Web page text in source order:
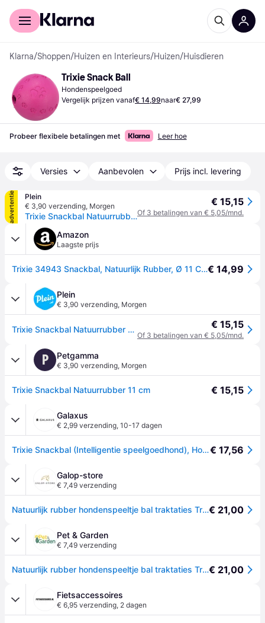
Voor shoppers
Klarna/Shoppen/Huizen en Interieurs/Huizen/Huisdieren
Trixie Snack Ball
Hondenspeelgoed
Vergelijk prijzen vanaf€ 14,99naar€ 27,99
Probeer flexibele betalingen met Leer hoe
Versies Aanbevolen Prijs incl. levering
advertentie
Plein
€ 3,90 verzending, Morgen
Trixie Snackbal Natuurrubber 11 cm
€ 15,15
Of 3 betalingen van € 5,05/mnd.
Amazon
Laagste prijs
Trixie 34943 Snackbal, Natuurlijk Rubber, Ø 11 Cm€ 14,99
Plein
€ 3,90 verzending, Morgen
Trixie Snackbal Natuurrubber 11 cm € 15,15
Of 3 betalingen van € 5,05/mnd.
P Petgamma
€ 3,90 verzending, Morgen
Trixie Snackbal Natuurrubber 11 cm € 15,15
Galaxus
€ 2,99 verzending, 10-17 dagen
Trixie Snackbal (Intelligentie speelgoedhond), Hondenspeelgoed€ 17,56
Galop-store
€ 7,49 verzending
Natuurlijk rubber hondenspeeltje bal traktaties Trixie - Rose€ 21,00
Pet & Garden
€ 7,49 verzending
Natuurlijk rubber hondenspeeltje bal traktaties Trixie - Rose€ 21,00
Fietsaccessoires
€ 6,95 verzending, 2 dagen